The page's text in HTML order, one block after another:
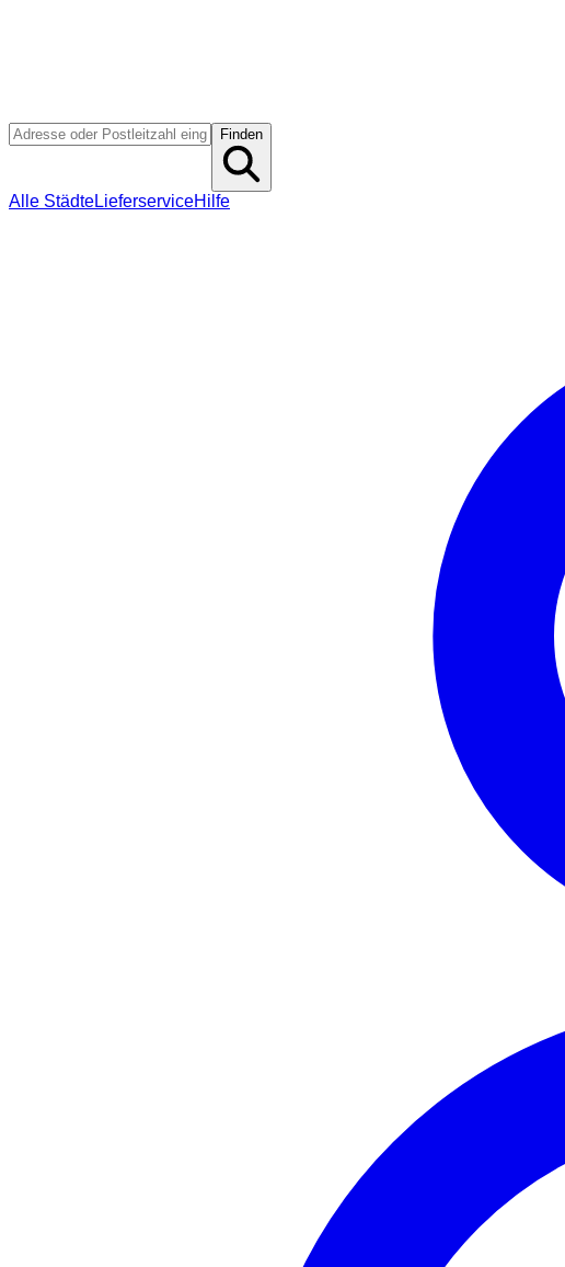
Finden
Alle StädteLieferserviceHilfe